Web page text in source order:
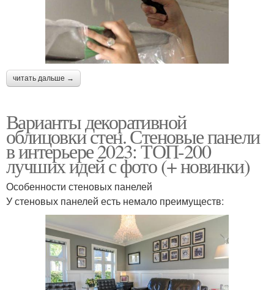
читать дальше →
Варианты декоративной
облицовки стен. Стеновые панели
в интерьере 2023: ТОП-200
лучших идей с фото (+ новинки)
Особенности стеновых панелей
У стеновых панелей есть немало преимуществ: